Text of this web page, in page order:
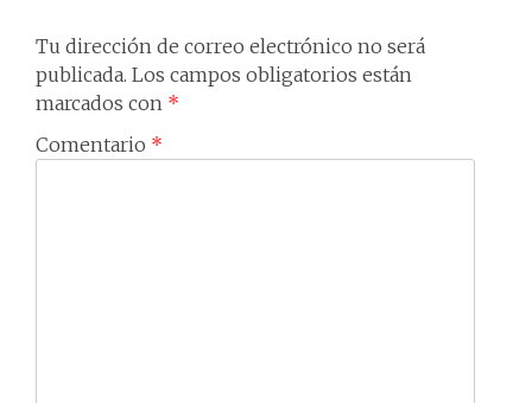
Tu dirección de correo electrónico no será
publicada. Los campos obligatorios están
marcados con *
Comentario *